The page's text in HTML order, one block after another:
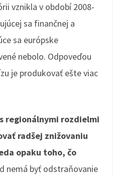
vznikla v období 2008-
sa finančnej a
sa európske
nebolo. Odpoveďou
je produkovať ešte viac
regionálnymi rozdielmi
radšej znižovaniu
opaku toho, čo
nemá byť odstraňovanie